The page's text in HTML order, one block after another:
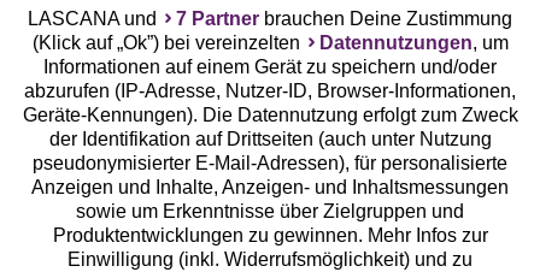
Geprüfte Sicherheit
Unsere Apps
LASCANA und 7 Partner brauchen Deine Zustimmung
(Klick auf „Ok”) bei vereinzelten
Datennutzungen, um
Informationen auf einem Gerät zu speichern und/oder
abzurufen (IP-Adresse, Nutzer-ID, Browser-Informationen,
Geräte-Kennungen). Die Datennutzung erfolgt zum Zweck
der Identifikation auf Drittseiten (auch unter Nutzung
pseudonymisierter E-Mail-Adressen), für personalisierte
Anzeigen und Inhalte, Anzeigen- und Inhaltsmessungen
sowie um Erkenntnisse über Zielgruppen und
Produktentwicklungen zu gewinnen. Mehr Infos zur
Einwilligung (inkl. Widerrufsmöglichkeit) und zu